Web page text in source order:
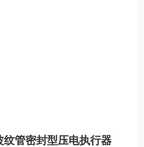
纹管密封型压电执行器